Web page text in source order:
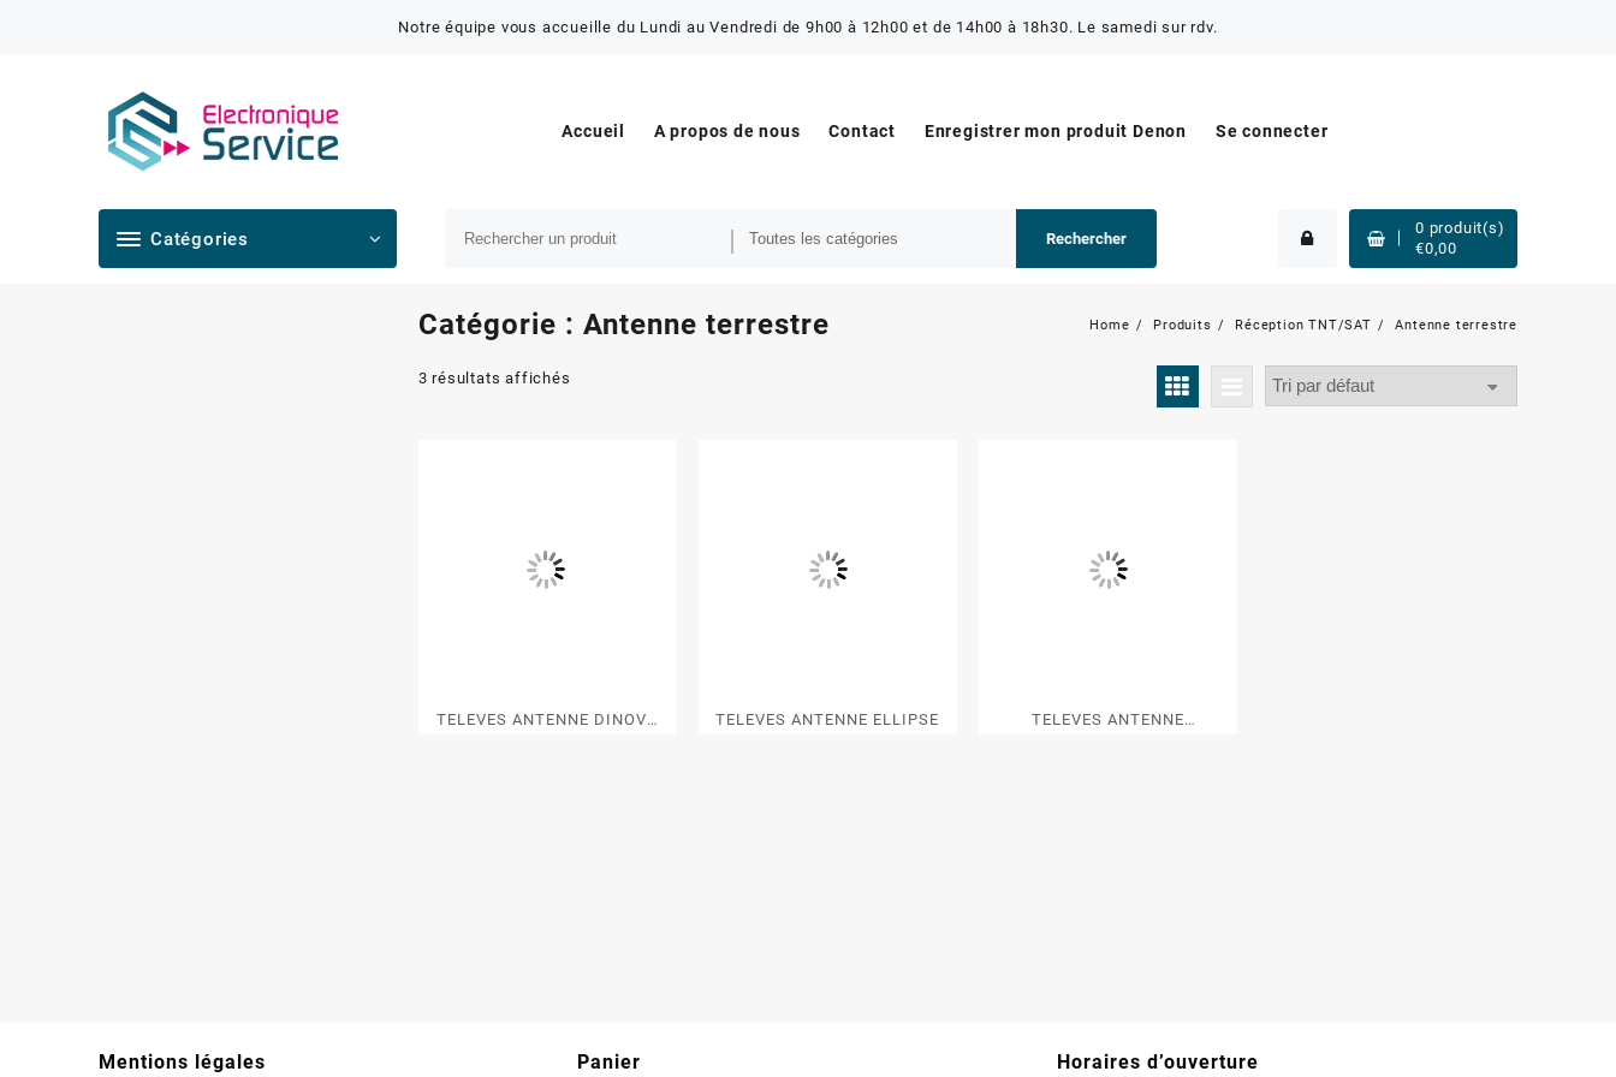
Notre équipe vous accueille du Lundi au Vendredi de 9h00 à 12h00 et de 14h00 à 18h30. Le samedi sur rdv.
Accueil A propos de nous Contact Enregistrer mon produit Denon Se connecter
Catégories Rechercher
0 produit(s)
€0,00
Catégorie : Antenne terrestre Home Produits Réception TNT/SAT Antenne terrestre
3 résultats affichés
TELEVES ANTENNE DINOVA
TELEVES ANTENNE ELLIPSE
TELEVES ANTENNE
Mentions légales Panier Horaires d’ouverture